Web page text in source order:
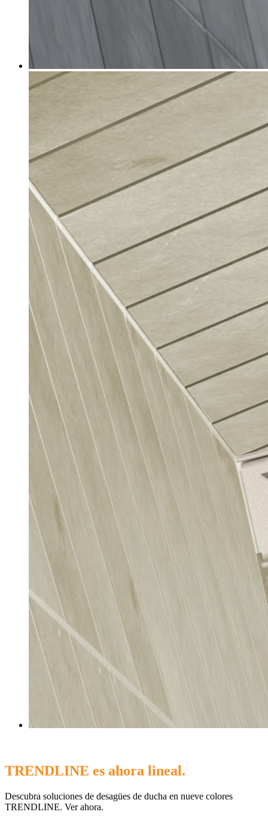
TRENDLINE es ahora lineal.
Descubra soluciones de desagües de ducha en nueve colores
TRENDLINE. Ver ahora.